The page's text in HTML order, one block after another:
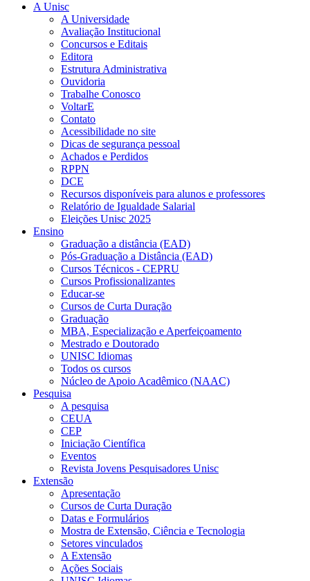
A Unisc
A Universidade
Avaliação Institucional
Concursos e Editais
Editora
Estrutura Administrativa
Ouvidoria
Trabalhe Conosco
VoltarE
Contato
Acessibilidade no site
Dicas de segurança pessoal
Achados e Perdidos
RPPN
DCE
Recursos disponíveis para alunos e professores
Relatório de Igualdade Salarial
Eleições Unisc 2025
Ensino
Graduação a distância (EAD)
Pós-Graduação a Distância (EAD)
Cursos Técnicos - CEPRU
Cursos Profissionalizantes
Educar-se
Cursos de Curta Duração
Graduação
MBA, Especialização e Aperfeiçoamento
Mestrado e Doutorado
UNISC Idiomas
Todos os cursos
Núcleo de Apoio Acadêmico (NAAC)
Pesquisa
A pesquisa
CEUA
CEP
Iniciação Científica
Eventos
Revista Jovens Pesquisadores Unisc
Extensão
Apresentação
Cursos de Curta Duração
Datas e Formulários
Mostra de Extensão, Ciência e Tecnologia
Setores vinculados
A Extensão
Ações Sociais